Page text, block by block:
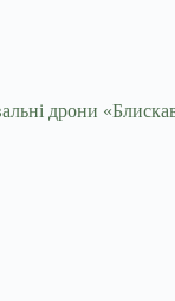
дрони